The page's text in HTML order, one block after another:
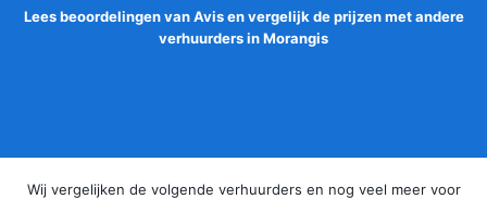
Lees beoordelingen van Avis en vergelijk de prijzen met andere
verhuurders in Morangis
Wij vergelijken de volgende verhuurders en nog veel meer voor